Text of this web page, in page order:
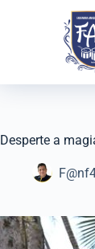
Desperte a